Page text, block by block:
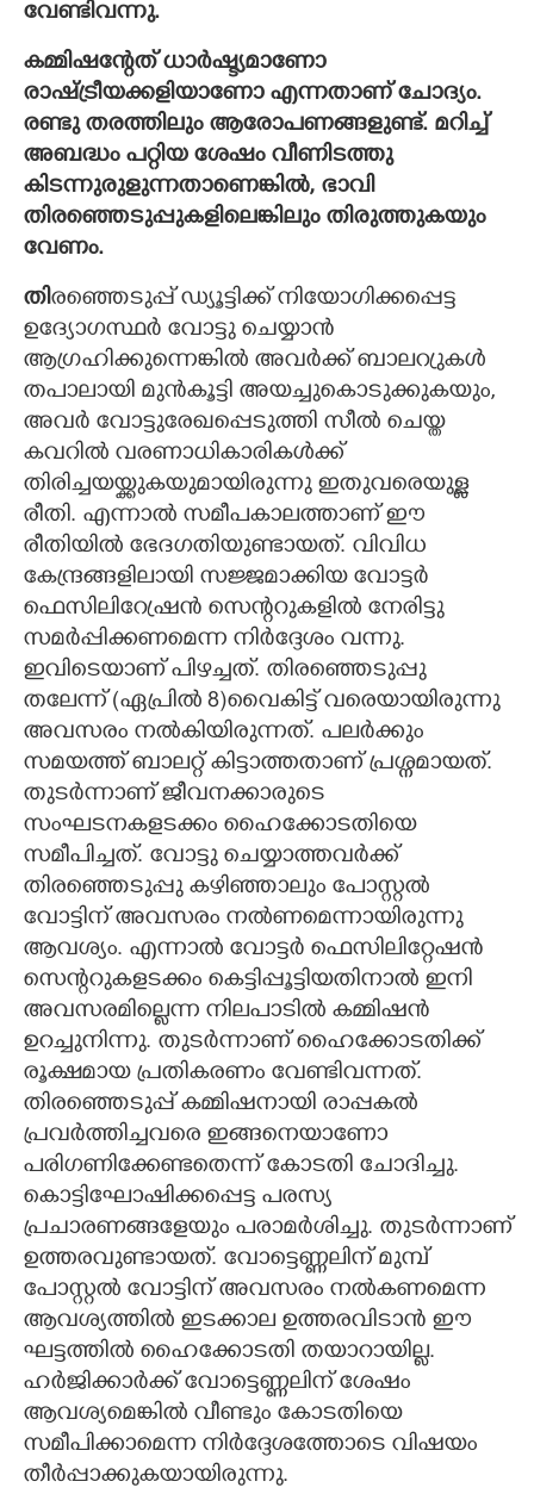
വേണ്ടിവന്നു.
കമ്മിഷന്റേത് ധാർഷ്ട്യമാണോ
രാഷ്ട്രീയക്കളിയാണോ എന്നതാണ് ചോദ്യം.
രണ്ടു തരത്തിലും ആരോപണങ്ങളുണ്ട്. മറിച്ച്
അബദ്ധം പറ്റിയ ശേഷം വീണിടത്തു
കിടന്നുരുളുന്നതാണെങ്കിൽ, ഭാവി
തിരഞ്ഞെടുപ്പുകളിലെങ്കിലും തിരുത്തുകയും
വേണം.
തിരഞ്ഞെടുപ്പ് ഡ്യൂട്ടിക്ക് നിയോഗിക്കപ്പെട്ട
ഉദ്യോഗസ്ഥർ വോട്ടു ചെയ്യാൻ
ആഗ്രഹിക്കുന്നെങ്കിൽ അവർക്ക് ബാലറ്രുകൾ
തപാലായി മുൻകൂട്ടി അയച്ചുകൊടുക്കുകയും,
അവർ വോട്ടുരേഖപ്പെടുത്തി സീൽ ചെയ്ത
കവറിൽ വരണാധികാരികൾക്ക്
തിരിച്ചയയ്ക്കുകയുമായിരുന്നു ഇതുവരെയുള്ള
രീതി. എന്നാൽ സമീപകാലത്താണ് ഈ
രീതിയിൽ ഭേദഗതിയുണ്ടായത്. വിവിധ
കേന്ദ്രങ്ങളിലായി സജ്ജമാക്കിയ വോട്ടർ
ഫെസിലിറ്രേഷൻ സെന്ററുകളിൽ നേരിട്ടു
സമർപ്പിക്കണമെന്ന നിർദ്ദേശം വന്നു.
ഇവിടെയാണ് പിഴച്ചത്. തിരഞ്ഞെടുപ്പു
തലേന്ന് (ഏപ്രിൽ 8)വൈകിട്ട് വരെയായിരുന്നു
അവസരം നൽകിയിരുന്നത്. പലർക്കും
സമയത്ത് ബാലറ്റ് കിട്ടാത്തതാണ് പ്രശ്നമായത്.
തുടർന്നാണ് ജീവനക്കാരുടെ
സംഘടനകളടക്കം ഹൈക്കോടതിയെ
സമീപിച്ചത്. വോട്ടു ചെയ്യാത്തവർക്ക്
തിരഞ്ഞെടുപ്പു കഴിഞ്ഞാലും പോസ്റ്റൽ
വോട്ടിന് അവസരം നൽണമെന്നായിരുന്നു
ആവശ്യം. എന്നാൽ വോട്ടർ ഫെസിലിറ്റേഷൻ
സെന്ററുകളടക്കം കെട്ടിപ്പൂട്ടിയതിനാൽ ഇനി
അവസരമില്ലെന്ന നിലപാടിൽ കമ്മിഷൻ
ഉറച്ചുനിന്നു. തുടർന്നാണ് ഹൈക്കോടതിക്ക്
രൂക്ഷമായ പ്രതികരണം വേണ്ടിവന്നത്.
തിരഞ്ഞെടുപ്പ് കമ്മിഷനായി രാപ്പകൽ
പ്രവർത്തിച്ചവരെ ഇങ്ങനെയാണോ
പരിഗണിക്കേണ്ടതെന്ന് കോടതി ചോദിച്ചു.
കൊട്ടിഘോഷിക്കപ്പെട്ട പരസ്യ
പ്രചാരണങ്ങളേയും പരാമർശിച്ചു. തുടർന്നാണ്
ഉത്തരവുണ്ടായത്. വോട്ടെണ്ണലിന് മുമ്പ്
പോസ്റ്റൽ വോട്ടിന് അവസരം നൽകണമെന്ന
ആവശ്യത്തിൽ ഇടക്കാല ഉത്തരവിടാൻ ഈ
ഘട്ടത്തിൽ ഹൈക്കോടതി തയാറായില്ല.
ഹർജിക്കാർക്ക് വോട്ടെണ്ണലിന് ശേഷം
ആവശ്യമെങ്കിൽ വീണ്ടും കോടതിയെ
സമീപിക്കാമെന്ന നി‌ർദ്ദേശത്തോടെ വിഷയം
തീർപ്പാക്കുകയായിരുന്നു.